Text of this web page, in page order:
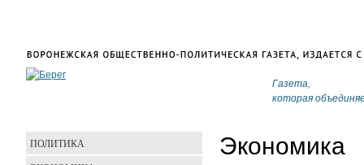
Газета,
которая
Экономика
ПОЛИТИКА